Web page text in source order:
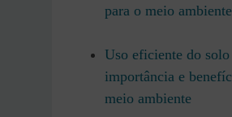
para o meio ambiente
Uso eficiente do solo
importância e
meio ambiente